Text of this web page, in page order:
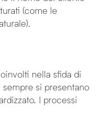
(come le
nella sfida di
si presentano
I processi